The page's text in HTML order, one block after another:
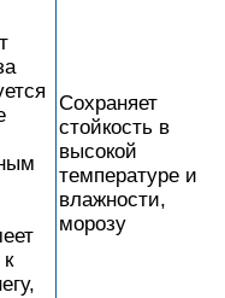
Сохраняет
стойкость в
высокой
температуре и
влажности,
морозу